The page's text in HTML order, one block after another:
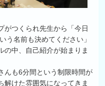
がつくられ先生から「今日
う名前も決めてください」
の中、自己紹介が始まりま
んも6分間という制限時間が
解けた雰囲気になってきま